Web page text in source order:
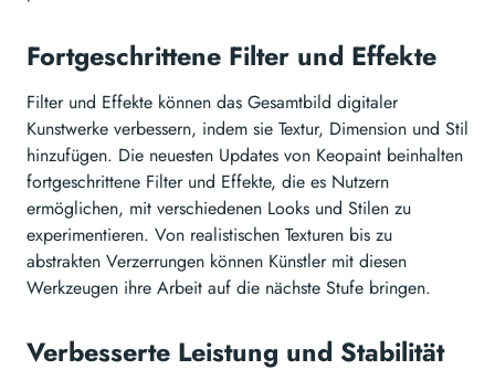
Fortgeschrittene Filter und Effekte
Filter und Effekte können das Gesamtbild digitaler
Kunstwerke verbessern, indem sie Textur, Dimension und Stil
hinzufügen. Die neuesten Updates von Keopaint beinhalten
fortgeschrittene Filter und Effekte, die es Nutzern
ermöglichen, mit verschiedenen Looks und Stilen zu
experimentieren. Von realistischen Texturen bis zu
abstrakten Verzerrungen können Künstler mit diesen
Werkzeugen ihre Arbeit auf die nächste Stufe bringen.
Verbesserte Leistung und Stabilität